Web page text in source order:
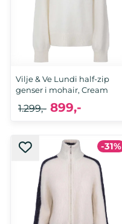
Vilje & Ve Lundi half-zip
genser i mohair, Cream
899,-
1.299,-
-31%